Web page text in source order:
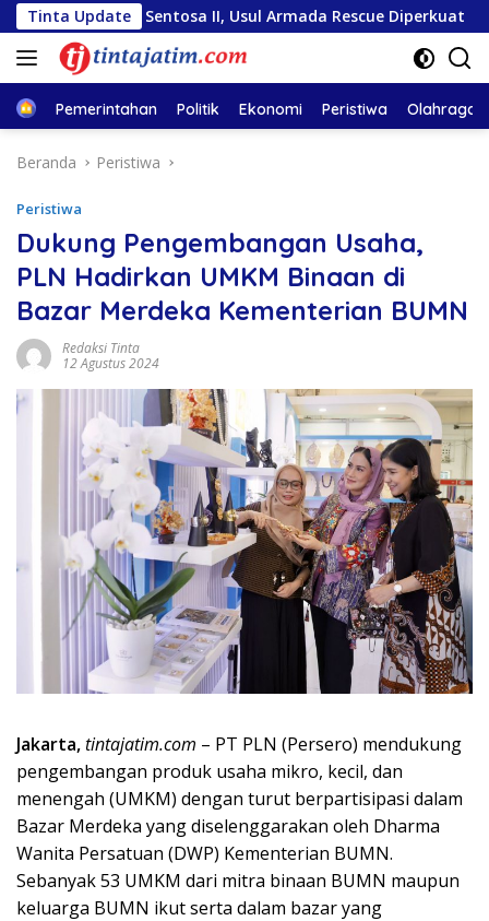
Langsung
ke
konten
Tinta Update
Sentosa II, Usul Armada Rescue Diperkuat Sambut
HomePemerintahan Politik Ekonomi Peristiwa Olahraga
Beranda Peristiwa
Peristiwa
Dukung Pengembangan Usaha,
PLN Hadirkan UMKM Binaan di
Bazar Merdeka Kementerian BUMN
Redaksi Tinta
12 Agustus 2024
Jakarta,tintajatim.com – PT PLN (Persero) mendukung
pengembangan produk usaha mikro, kecil, dan
menengah (UMKM) dengan turut berpartisipasi dalam
Bazar Merdeka yang diselenggarakan oleh Dharma
Wanita Persatuan (DWP) Kementerian BUMN.
Sebanyak 53 UMKM dari mitra binaan BUMN maupun
keluarga BUMN ikut serta dalam bazar yang